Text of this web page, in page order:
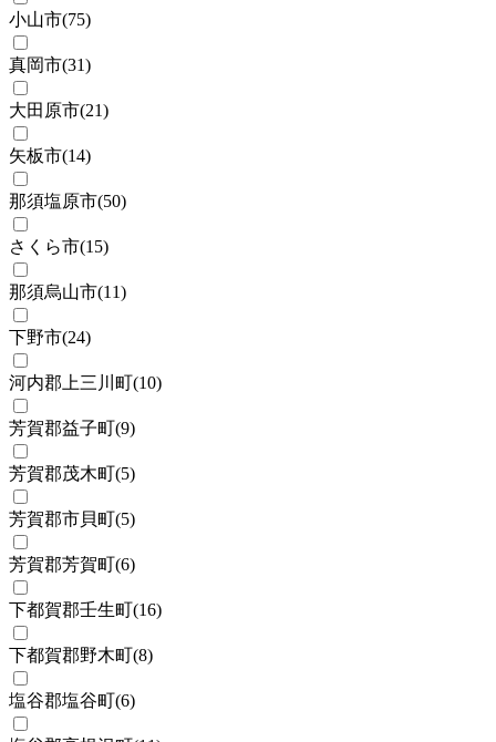
小山市(75)
真岡市(31)
大田原市(21)
矢板市(14)
那須塩原市(50)
さくら市(15)
那須烏山市(11)
下野市(24)
河内郡上三川町(10)
芳賀郡益子町(9)
芳賀郡茂木町(5)
芳賀郡市貝町(5)
芳賀郡芳賀町(6)
下都賀郡壬生町(16)
下都賀郡野木町(8)
塩谷郡塩谷町(6)